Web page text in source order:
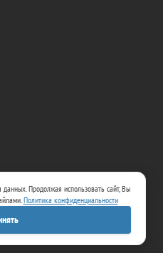
библиотека.
Продолжая использовать сайт, Вы
Политика конфиденциальности